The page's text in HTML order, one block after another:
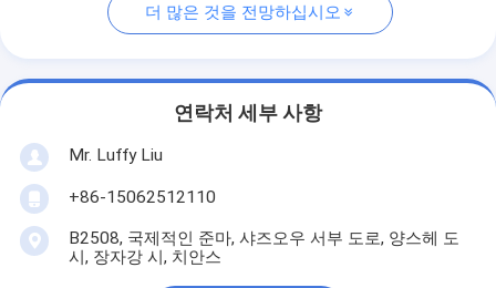
더 많은 것을 전망하십시오
연락처 세부 사항
Mr. Luffy Liu
+86-15062512110
B2508, 국제적인 준마, 샤즈오우 서부 도로, 양스헤 도
시, 장자강 시, 치안스